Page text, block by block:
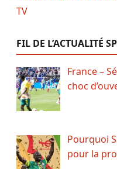
FIL DE L’ACTUALITÉ
France –
choc
Pourquoi
pour la